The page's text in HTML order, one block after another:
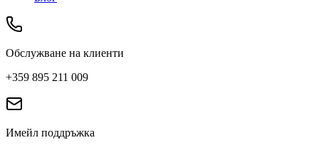
Обслужване на клиенти
+359 895 211 009
Имейл поддръжка